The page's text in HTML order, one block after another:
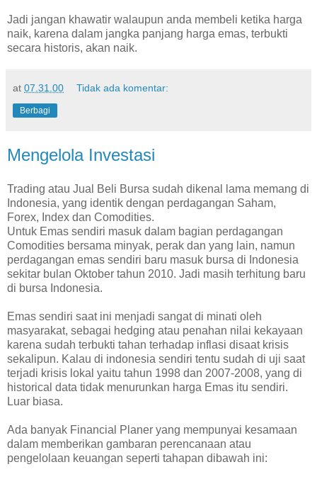
Jadi jangan khawatir walaupun anda membeli ketika harga
naik, karena dalam jangka panjang harga emas, terbukti
secara historis, akan naik.
at 07.31.00 Tidak ada komentar:
Berbagi
Mengelola Investasi
Trading atau Jual Beli Bursa sudah dikenal lama memang di
Indonesia, yang identik dengan perdagangan Saham,
Forex, Index dan Comodities.
Untuk Emas sendiri masuk dalam bagian perdagangan
Comodities bersama minyak, perak dan yang lain, namun
perdagangan emas sendiri baru masuk bursa di Indonesia
sekitar bulan Oktober tahun 2010. Jadi masih terhitung baru
di bursa Indonesia.
Emas sendiri saat ini menjadi sangat di minati oleh
masyarakat, sebagai hedging atau penahan nilai kekayaan
karena sudah terbukti tahan terhadap inflasi disaat krisis
sekalipun. Kalau di indonesia sendiri tentu sudah di uji saat
terjadi krisis lokal yaitu tahun 1998 dan 2007-2008, yang di
historical data tidak menurunkan harga Emas itu sendiri.
Luar biasa.
Ada banyak Financial Planer yang mempunyai kesamaan
dalam memberikan gambaran perencanaan atau
pengelolaan keuangan seperti tahapan dibawah ini: